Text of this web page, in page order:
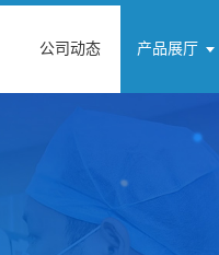
公司动态 产品展厅